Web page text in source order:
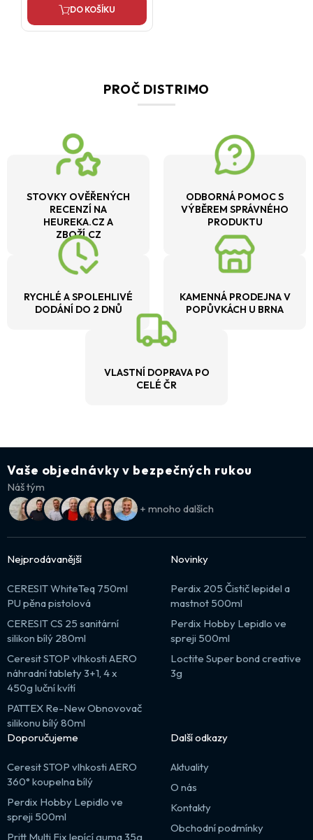
DO KOŠÍKU
PROČ DISTRIMO
STOVKY OVĚŘENÝCH
RECENZÍ NA
HEUREKA.CZ A
ZBOŽÍ.CZ
ODBORNÁ POMOC S
VÝBĚREM SPRÁVNÉHO
PRODUKTU
RYCHLÉ A SPOLEHLIVÉ
DODÁNÍ DO 2 DNŮ
KAMENNÁ PRODEJNA V
POPŮVKÁCH U BRNA
VLASTNÍ DOPRAVA PO
CELÉ ČR
Vaše objednávky v bezpečných rukou
Náš tým
+ mnoho dalších
Nejprodávanější
CERESIT WhiteTeq 750ml
PU pěna pistolová
CERESIT CS 25 sanitární
silikon bílý 280ml
Ceresit STOP vlhkosti AERO
náhradní tablety 3+1, 4 x
450g luční kvítí
PATTEX Re-New Obnovovač
silikonu bílý 80ml
Novinky
Perdix 205 Čistič lepidel a
mastnot 500ml
Perdix Hobby Lepidlo ve
spreji 500ml
Loctite Super bond creative
3g
Doporučujeme
Ceresit STOP vlhkosti AERO
360° koupelna bílý
Perdix Hobby Lepidlo ve
spreji 500ml
Pritt Multi Fix lepící guma 35g
Další odkazy
Aktuality
O nás
Kontakty
Obchodní podmínky